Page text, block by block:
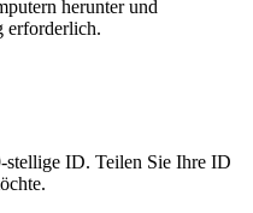
herunter und
erforderlich.
stellige ID. Teilen Sie Ihre ID